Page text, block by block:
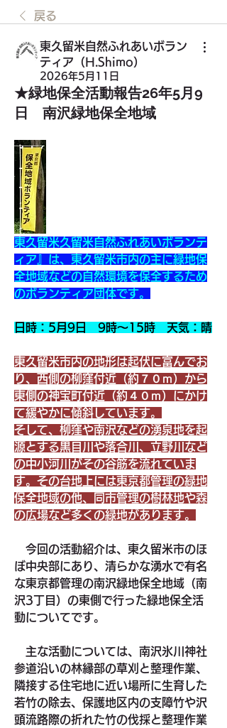
戻る
東久留米自然ふれあいボラン
ティア（H.Shimo）
2026年5月11日
★緑地保全活動報告26年5月9
日 南沢緑地保全地域
東久留米久留米自然ふれあいボランテ
ィア』は、東久留米市内の主に緑地保
全地域などの自然環境を保全するため
のボランティア団体です。
日時：5月9日　9時～15時　天気：晴
東久留米市内の地形は起伏に富んでお
り、西側の柳窪付近（約７０ｍ）から
東側の神宝町付近（約４０ｍ）にかけ
て緩やかに傾斜しています。
そして、柳窪や南沢などの湧泉地を起
源とする黒目川や落合川、立野川など
の中小河川がその谷筋を流れていま
す。その台地上には東京都管理の緑地
保全地域の他、同市管理の樹林地や森
の広場など多くの緑地があります。
今回の活動紹介は、東久留米市のほ
ぼ中央部にあり、清らかな湧水で有名
な東京都管理の南沢緑地保全地域（南
沢3丁目）の東側で行った緑地保全活
動についてです。
主な活動については、南沢氷川神社
参道沿いの林縁部の草刈と整理作業、
隣接する住宅地に近い場所に生育した
若竹の除去、保護地区内の支障竹や沢
頭流路際の折れた竹の伐採と整理作業